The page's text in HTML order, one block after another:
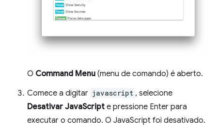
O Command Menu (menu de comando) é aberto.
Comece a digitar javascript , selecione
Desativar JavaScript e pressione Enter para
executar o comando. O JavaScript foi desativado.